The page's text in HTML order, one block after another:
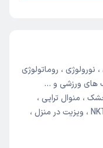
نورولوژی ، روماتولوژی
های ورزشی و …
، منوال تراپی ،
تمرین درمانی ، ارزیابی تخصصی به روش NKT ، ویزیت در منزل ،